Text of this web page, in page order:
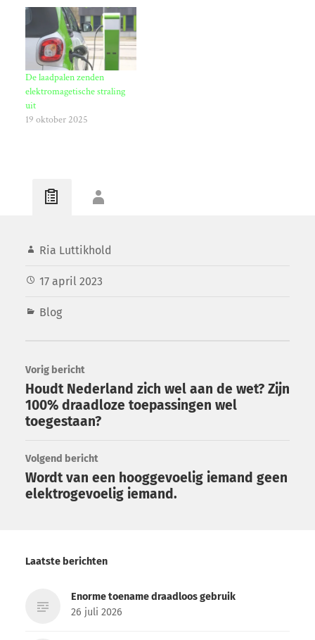
(gevoelens) als externe
(prikkels zoals geluid, licht)
stimuli, wat leidt tot een
diepere verwerking en
sneller overprikkeld raken
dan de gemiddelde mens.
Ongeveer 15-20% van de
mensen is…
De laadpalen zenden
elektromagetische straling
uit
19 oktober 2025
Ria Luttikhold
17 april 2023
Blog
Vorig bericht
Houdt Nederland zich wel aan de wet? Zijn
100% draadloze toepassingen wel
toegestaan?
Volgend bericht
Wordt van een hooggevoelig iemand geen
elektrogevoelig iemand.
Laatste berichten
Enorme toename draadloos gebruik
26 juli 2026